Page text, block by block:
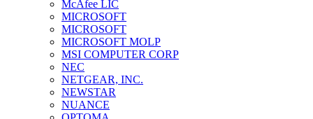
McAfee LIC
MICROSOFT
MICROSOFT
MICROSOFT MOLP
MSI COMPUTER CORP
NEC
NETGEAR, INC.
NEWSTAR
NUANCE